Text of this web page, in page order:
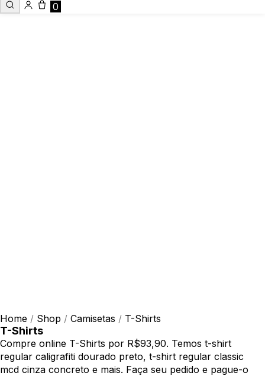
0
Home / Shop / Camisetas / T-Shirts
T-Shirts
Compre online T-Shirts por R$93,90. Temos t-shirt
regular caligrafiti dourado preto, t-shirt regular classic
mcd cinza concreto e mais. Faça seu pedido e pague-o